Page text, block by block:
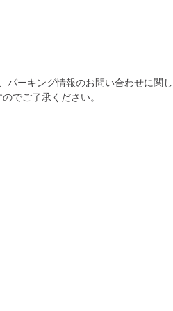
ーキング情報のお問い合わせに関
でご了承ください。